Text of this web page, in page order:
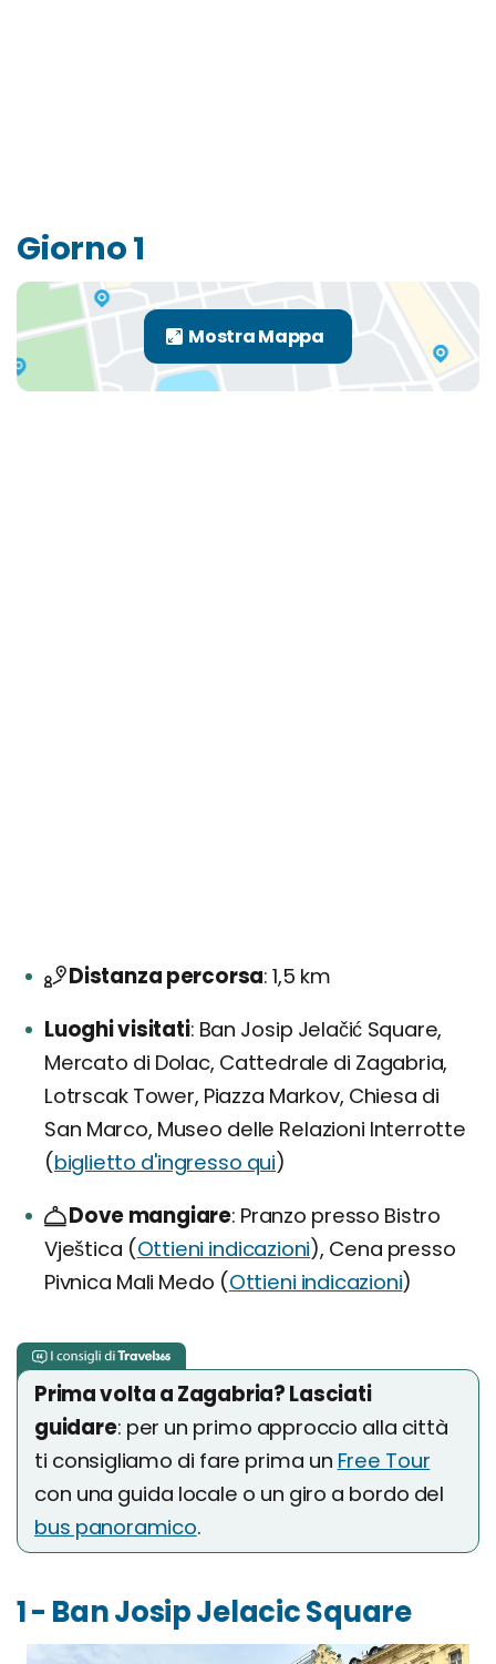
Giorno 1
Distanza percorsa 1,5 km
Luoghi visitati Ban Josip Jelačić Square,
Mercato di Dolac, Cattedrale di Zagabria,
Lotrscak Tower, Piazza Markov, Chiesa di
San Marco, Museo delle Relazioni Interrotte
(biglietto d'ingresso qui)
Dove mangiare Pranzo presso Bistro
Vještica (Ottieni indicazioni), Cena presso
Pivnica Mali Medo (Ottieni indicazioni)
Prima volta a Zagabria? Lasciati
guidare: per un primo approccio alla città
ti consigliamo di fare prima un Free Tour
con una guida locale o un giro a bordo del
bus panoramico.
1 - Ban Josip Jelacic Square